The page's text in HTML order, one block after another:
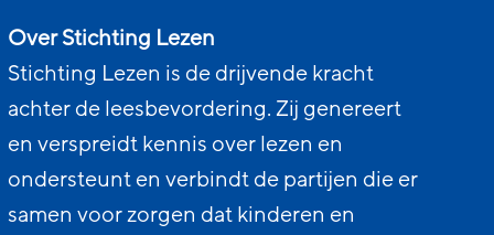
Over Stichting Lezen
Stichting Lezen is de drijvende kracht
achter de leesbevordering. Zij genereert
en verspreidt kennis over lezen en
ondersteunt en verbindt de partijen die er
samen voor zorgen dat kinderen en